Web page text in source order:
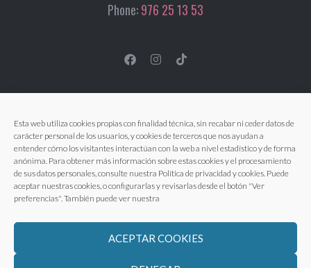
Esta web utiliza cookies propias con finalidad técnica, sin recabar ni ceder datos de
carácter personal de los usuarios, y cookies de terceros que nos ayudan a
entender cómo los visitantes interactúan con la web a nivel estadístico y de forma
anónima. Para obtener más información sobre estas cookies y el procesamiento
de sus datos personales, consulte nuestra Política de privacidad y cookies. Puede
aceptar nuestras cookies, o configurarlas y revisarlas desde el botón "Ver
preferencias". También puede ver nuestra
ACEPTAR COOKIES
Phone:976 25 13 53